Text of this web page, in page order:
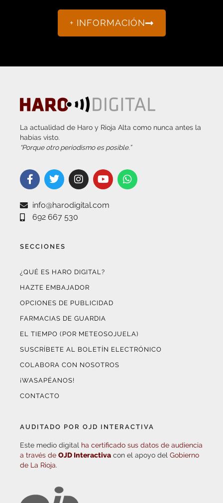
+ INFORMACIÓN
La actualidad de Haro y Rioja Alta como nunca antes la
habías visto.
“Porque otro periodismo es posible.”
info@harodigital.com
692 667 530
SECCIONES
¿QUÉ ES HARO DIGITAL?
HAZTE EMBAJADOR
OPCIONES DE PUBLICIDAD
FARMACIAS DE GUARDIA
EL TIEMPO (POR METEOSOJUELA)
SUSCRÍBETE AL BOLETÍN ELECTRÓNICO
COLABORA CON NOSOTROS
¡WASAPÉANOS!
CONTACTO
AUDITADO POR OJD INTERACTIVA
Este medio digital ha certificado sus datos de audiencia
a través de OJD Interactiva con el apoyo del Gobierno
de La Rioja.